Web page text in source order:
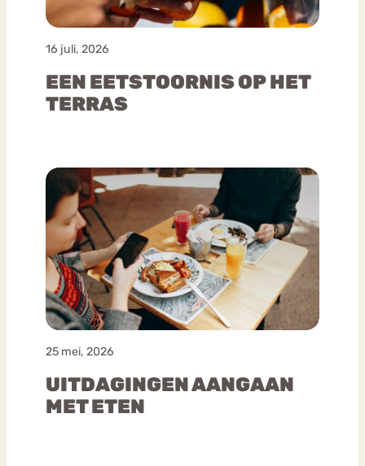
16 juli, 2026
EEN EETSTOORNIS OP HET
TERRAS
25 mei, 2026
UITDAGINGEN AANGAAN
MET ETEN